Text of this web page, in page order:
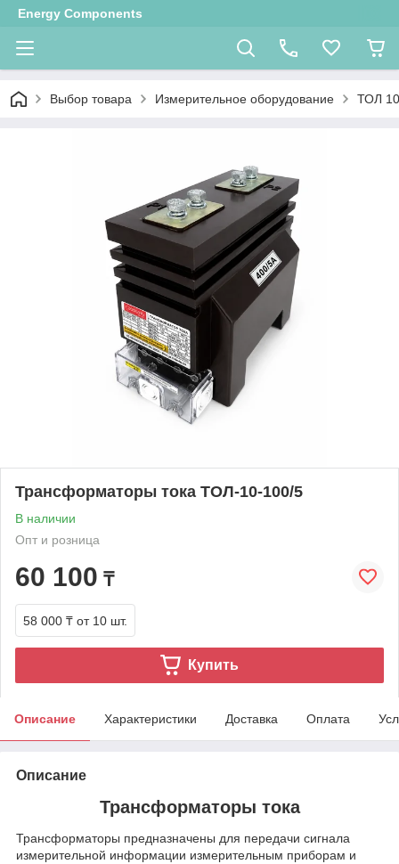
Energy Components
Выбор товара Измерительное оборудование ТОЛ 10
Трансформаторы тока ТОЛ-10-100/5
В наличии
Опт и розница
60 100 ₸
58 000 ₸ от 10 шт.
Купить
Описание Характеристики Доставка Оплата
Описание
Трансформаторы тока
Трансформаторы предназначены для передачи сигнала
измерительной информации измерительным приборам и